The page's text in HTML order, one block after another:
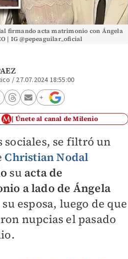
firmando acta matrimonio con Ángela
| IG @pepeaguilar_oficial
/ 27.07.2024 18:55:00
Únete al canal de Milenio
sociales, se filtró un
Christian Nodal
su acta de
a lado de Ángela
su esposa, luego de que
nupcias el pasado